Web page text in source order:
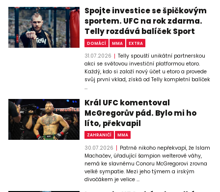
Spojte investice se špičkovým
sportem. UFC na rok zdarma.
Telly rozdává balíček Sport
DOMÁCÍ MMA EXTRA
31.07.2026
Telly spouští unikátní partnerskou
akci se světovou investiční platformou etoro.
Každý, kdo si založí nový účet u etoro a provede
svůj první vklad, získá od Telly kompletní balíček
...
Král UFC komentoval
McGregorův pád. Bylo mi ho
líto, překvapil
ZAHRANIČÍ MMA
30.07.2026
Patrně nikoho nepřekvapí, že Islam
Machačev, úřadující šampion welterové váhy,
nemá ke slavnému Conoru McGregorovi zrovna
velké sympatie. Mezi jeho týmem a irským
divočákem je velice ...